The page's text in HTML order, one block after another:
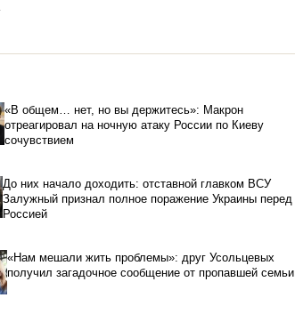
«В общем… нет, но вы держитесь»: Макрон
отреагировал на ночную атаку России по Киеву
сочувствием
До них начало доходить: отставной главком ВСУ
Залужный признал полное поражение Украины перед
Россией
«Нам мешали жить проблемы»: друг Усольцевых
получил загадочное сообщение от пропавшей семьи